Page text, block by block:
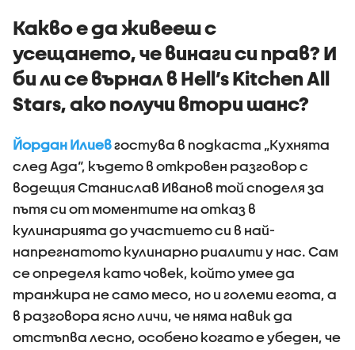
Какво е да живееш с
усещането, че винаги си прав? И
би ли се върнал в Hell’s Kitchen All
Stars, ако получи втори шанс?
Йордан Илиевгостува в подкаста „Кухнята
след Ада“, където в откровен разговор с
водещия Станислав Иванов той споделя за
пътя си от моментите на отказ в
кулинарията до участието си в най-
напрегнатото кулинарно риалити у нас. Сам
се определя като човек, който умее да
транжира не само месо, но и големи егота, а
в разговора ясно личи, че няма навик да
отстъпва лесно, особено когато е убеден, че